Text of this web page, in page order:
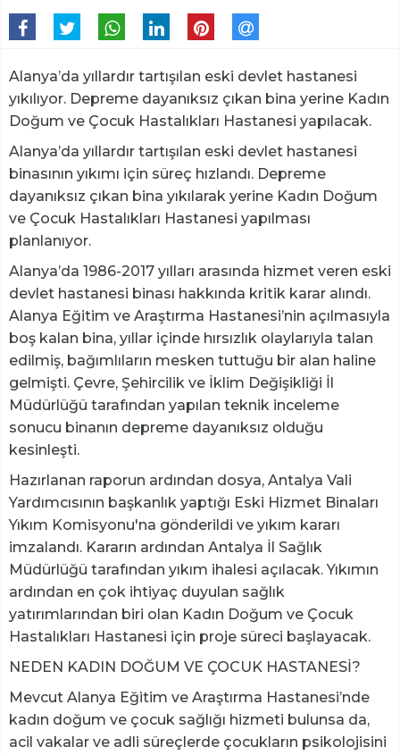
Alanya’da yıllardır tartışılan eski devlet hastanesi
yıkılıyor. Depreme dayanıksız çıkan bina yerine Kadın
Doğum ve Çocuk Hastalıkları Hastanesi yapılacak.
Alanya’da yıllardır tartışılan eski devlet hastanesi
binasının yıkımı için süreç hızlandı. Depreme
dayanıksız çıkan bina yıkılarak yerine Kadın Doğum
ve Çocuk Hastalıkları Hastanesi yapılması
planlanıyor.
Alanya’da 1986-2017 yılları arasında hizmet veren eski
devlet hastanesi binası hakkında kritik karar alındı.
Alanya Eğitim ve Araştırma Hastanesi’nin açılmasıyla
boş kalan bina, yıllar içinde hırsızlık olaylarıyla talan
edilmiş, bağımlıların mesken tuttuğu bir alan haline
gelmişti. Çevre, Şehircilik ve İklim Değişikliği İl
Müdürlüğü tarafından yapılan teknik inceleme
sonucu binanın depreme dayanıksız olduğu
kesinleşti.
Hazırlanan raporun ardından dosya, Antalya Vali
Yardımcısının başkanlık yaptığı Eski Hizmet Binaları
Yıkım Komisyonu'na gönderildi ve yıkım kararı
imzalandı. Kararın ardından Antalya İl Sağlık
Müdürlüğü tarafından yıkım ihalesi açılacak. Yıkımın
ardından en çok ihtiyaç duyulan sağlık
yatırımlarından biri olan Kadın Doğum ve Çocuk
Hastalıkları Hastanesi için proje süreci başlayacak.
NEDEN KADIN DOĞUM VE ÇOCUK HASTANESİ?
Mevcut Alanya Eğitim ve Araştırma Hastanesi’nde
kadın doğum ve çocuk sağlığı hizmeti bulunsa da,
acil vakalar ve adli süreçlerde çocukların psikolojisini